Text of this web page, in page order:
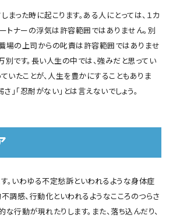
った時に起こります。ある人にとっては、１カ
トナーの浮気は許容範囲ではありません。別
場の上司からの叱責は許容範囲ではありませ
です。長い人生の中では、強みだと思ってい
いたことが、人生を豊かにすることもありま
」「忍耐がない」とは言えないでしょう。
。いわゆる不定愁訴といわれるような身体症
調感、行動化といわれるようなこころのつらさ
行動が現れたりします。また、落ち込んだり、